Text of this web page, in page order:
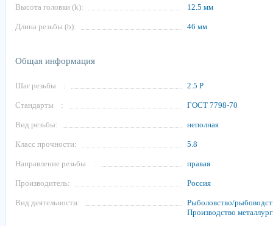
Высота головки (k): 12.5 мм
Длина резьбы (b): 46 мм
Общая информация
Шаг резьбы : 2.5 P
Стандарты : ГОСТ 7798-70
Вид резьбы: неполная
Класс прочности: 5.8
Направление резьбы : правая
Производитель: Россия
Вид деятельности:
Рыболовство/
Производство